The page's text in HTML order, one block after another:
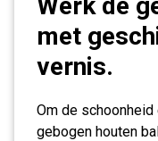
met
vernis.
Om de schoonheid
gebogen houten